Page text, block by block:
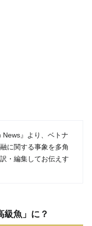
』より、ベトナ
に関する事象を多角
・編集してお伝えす
級魚」に？